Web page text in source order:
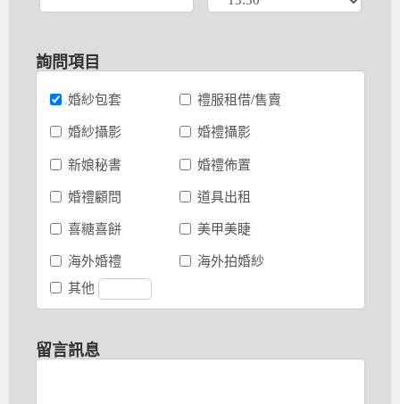
詢問項目
婚紗包套
禮服租借/售賣
婚紗攝影
婚禮攝影
新娘秘書
婚禮佈置
婚禮顧問
道具出租
喜糖喜餅
美甲美睫
海外婚禮
海外拍婚紗
其他
留言訊息